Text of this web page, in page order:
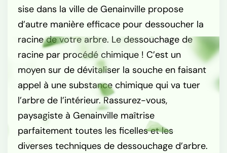
sise dans la ville de Genainville propose
d’autre manière efficace pour dessoucher la
racine de votre arbre. Le dessouchage de
racine par procédé chimique ! C’est un
moyen sur de dévitaliser la souche en faisant
appel à une substance chimique qui va tuer
l’arbre de l’intérieur. Rassurez-vous,
paysagiste à Genainville maîtrise
parfaitement toutes les ficelles et les
diverses techniques de dessouchage d’arbre.